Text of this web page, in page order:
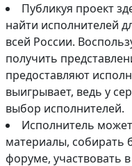
Публикуя проект
найти исполнителей
всей России.
получить
предоставляют
выигрывает, ведь у
выбор исполнителей.
Исполнитель
материалы, собирать
форуме, участвовать